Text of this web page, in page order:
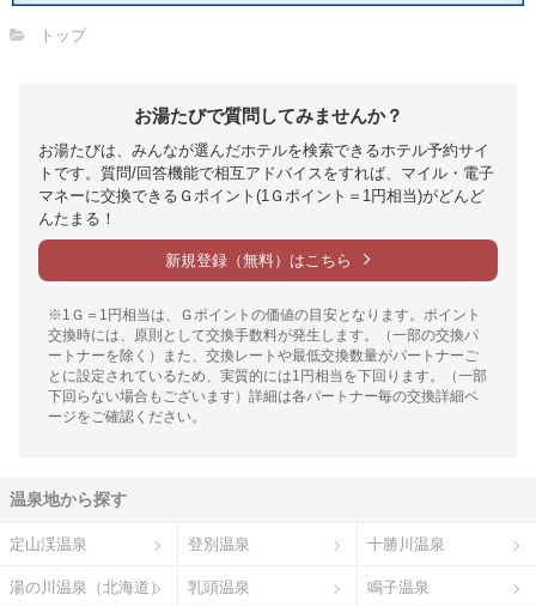
トップ
お湯たびで質問してみませんか？
お湯たびは、みんなが選んだホテルを検索できるホテル予約サイ
トです。質問/回答機能で相互アドバイスをすれば、マイル・電子
マネーに交換できるＧポイント(1Ｇポイント＝1円相当)がどんど
んたまる！
新規登録（無料）はこちら
※1Ｇ＝1円相当は、Ｇポイントの価値の目安となります。ポイント
交換時には、原則として交換手数料が発生します。（一部の交換パ
ートナーを除く）また、交換レートや最低交換数量がパートナーご
とに設定されているため、実質的には1円相当を下回ります。（一部
下回らない場合もございます）詳細は各パートナー毎の交換詳細ペ
ージをご確認ください。
温泉地から探す
定山渓温泉 登別温泉 十勝川温泉
湯の川温泉（北海道） 乳頭温泉 鳴子温泉